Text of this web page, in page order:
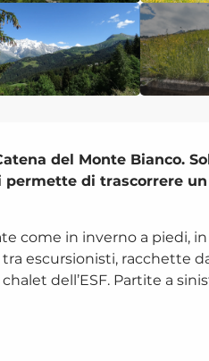
del Monte Bianco.
di trascorrere
come in inverno a piedi,
escursionisti, racchette
dell’ESF. Partite a